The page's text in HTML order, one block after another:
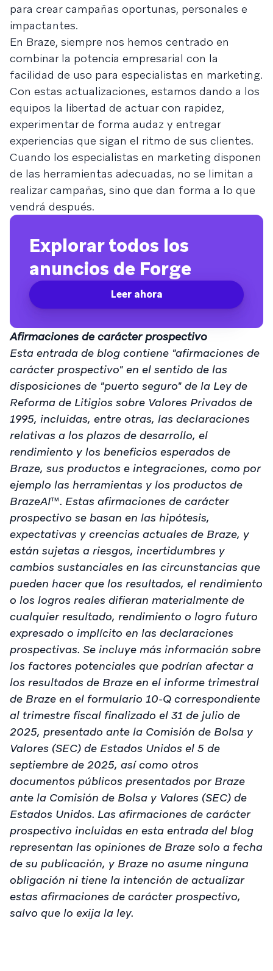
para crear campañas oportunas, personales e
impactantes.
En Braze, siempre nos hemos centrado en
combinar la potencia empresarial con la
facilidad de uso para especialistas en marketing.
Con estas actualizaciones, estamos dando a los
equipos la libertad de actuar con rapidez,
experimentar de forma audaz y entregar
experiencias que sigan el ritmo de sus clientes.
Cuando los especialistas en marketing disponen
de las herramientas adecuadas, no se limitan a
realizar campañas, sino que dan forma a lo que
vendrá después.
Explorar todos los
anuncios de Forge
Leer ahora
Afirmaciones de carácter prospectivo
Esta entrada de blog contiene "afirmaciones de
carácter prospectivo" en el sentido de las
disposiciones de "puerto seguro" de la Ley de
Reforma de Litigios sobre Valores Privados de
1995, incluidas, entre otras, las declaraciones
relativas a los plazos de desarrollo, el
rendimiento y los beneficios esperados de
Braze, sus productos e integraciones, como por
ejemplo las herramientas y los productos de
BrazeAI™. Estas afirmaciones de carácter
prospectivo se basan en las hipótesis,
expectativas y creencias actuales de Braze, y
están sujetas a riesgos, incertidumbres y
cambios sustanciales en las circunstancias que
pueden hacer que los resultados, el rendimiento
o los logros reales difieran materialmente de
cualquier resultado, rendimiento o logro futuro
expresado o implícito en las declaraciones
prospectivas. Se incluye más información sobre
los factores potenciales que podrían afectar a
los resultados de Braze en el informe trimestral
de Braze en el formulario 10-Q correspondiente
al trimestre fiscal finalizado el 31 de julio de
2025, presentado ante la Comisión de Bolsa y
Valores (SEC) de Estados Unidos el 5 de
septiembre de 2025, así como otros
documentos públicos presentados por Braze
ante la Comisión de Bolsa y Valores (SEC) de
Estados Unidos. Las afirmaciones de carácter
prospectivo incluidas en esta entrada del blog
representan las opiniones de Braze solo a fecha
de su publicación, y Braze no asume ninguna
obligación ni tiene la intención de actualizar
estas afirmaciones de carácter prospectivo,
salvo que lo exija la ley.